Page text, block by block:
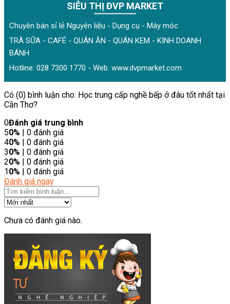
SIÊU THỊ ĐVP MARKET
Chuyên bán sỉ lẻ Nguyên liệu - Dụng cụ - Máy móc
TRÀ SỮA - CAFÉ - QUÁN ĂN - QUÁN KEM - KINH DOANH
BÁNH
Hotline: 028 7300 1770 - Web: www.dvpmarket.com
Có (0) bình luận cho: Học trung cấp nghề bếp ở đâu tốt nhất tại
Cần Thơ?
0Đánh giá trung bình
50% | 0 đánh giá
40% | 0 đánh giá
30% | 0 đánh giá
20% | 0 đánh giá
1 0% | 0 đánh giá
Đánh giá ngay
Chưa có đánh giá nào.